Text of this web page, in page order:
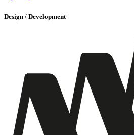
Design / Development